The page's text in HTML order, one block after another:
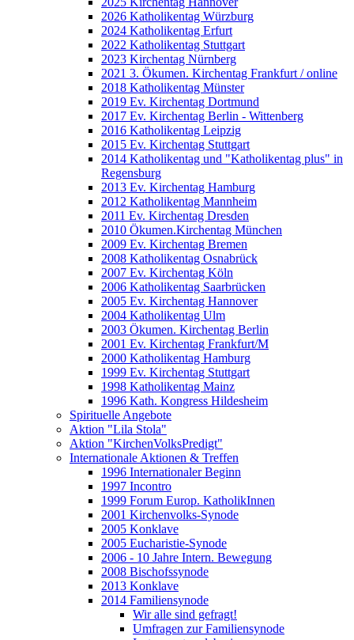
2026 Katholikentag Würzburg
2024 Katholikentag Erfurt
2022 Katholikentag Stuttgart
2023 Kirchentag Nürnberg
2021 3. Ökumen. Kirchentag Frankfurt / online
2018 Katholikentag Münster
2019 Ev. Kirchentag Dortmund
2017 Ev. Kirchentag Berlin - Wittenberg
2016 Katholikentag Leipzig
2015 Ev. Kirchentag Stuttgart
2014 Katholikentag und "Katholikentag plus" in
Regensburg
2013 Ev. Kirchentag Hamburg
2012 Katholikentag Mannheim
2011 Ev. Kirchentag Dresden
2010 Ökumen.Kirchentag München
2009 Ev. Kirchentag Bremen
2008 Katholikentag Osnabrück
2007 Ev. Kirchentag Köln
2006 Katholikentag Saarbrücken
2005 Ev. Kirchentag Hannover
2004 Katholikentag Ulm
2003 Ökumen. Kirchentag Berlin
2001 Ev. Kirchentag Frankfurt/M
2000 Katholikentag Hamburg
1999 Ev. Kirchentag Stuttgart
1998 Katholikentag Mainz
1996 Kath. Kongress Hildesheim
Spirituelle Angebote
Aktion "Lila Stola"
Aktion "KirchenVolksPredigt"
Internationale Aktionen & Treffen
1996 Internationaler Beginn
1997 Incontro
1999 Forum Europ. KatholikInnen
2001 Kirchenvolks-Synode
2005 Konklave
2005 Eucharistie-Synode
2006 - 10 Jahre Intern. Bewegung
2008 Bischofssynode
2013 Konklave
2014 Familiensynode
Wir alle sind gefragt!
Umfragen zur Familiensynode